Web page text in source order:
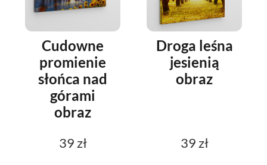
Cudowne
promienie
słońca nad
górami
obraz
39 zł
Droga leśna
jesienią
obraz
39 zł